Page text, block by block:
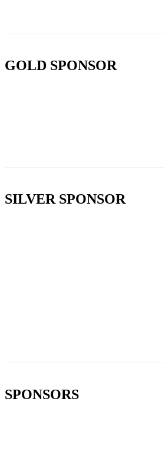
GOLD SPONSOR
SILVER SPONSOR
SPONSORS